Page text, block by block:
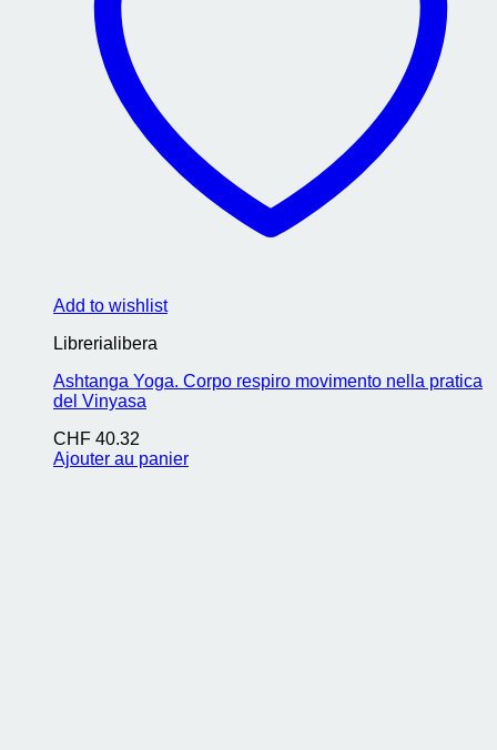
Add to wishlist
Librerialibera
Ashtanga Yoga. Corpo respiro movimento nella pratica
del Vinyasa
CHF 40.32
Ajouter au panier